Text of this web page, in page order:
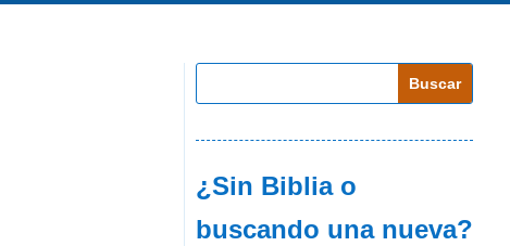
¿Sin Biblia o
buscando una nueva?